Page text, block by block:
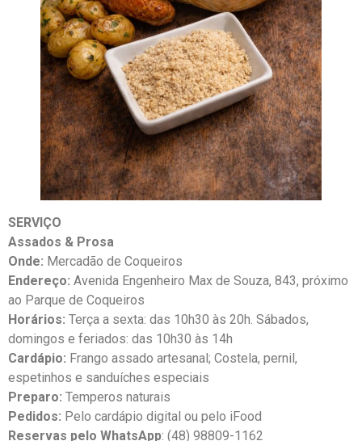
SERVIÇO
Assados & Prosa
Onde: Mercadão de Coqueiros
Endereço: Avenida Engenheiro Max de Souza, 843, próximo
ao Parque de Coqueiros
Horários: Terça a sexta: das 10h30 às 20h. Sábados,
domingos e feriados: das 10h30 às 14h
Cardápio: Frango assado artesanal; Costela, pernil,
espetinhos e sanduíches especiais
Preparo: Temperos naturais
Pedidos: Pelo cardápio digital ou pelo iFood
Reservas pelo WhatsApp: (48) 98809-1162